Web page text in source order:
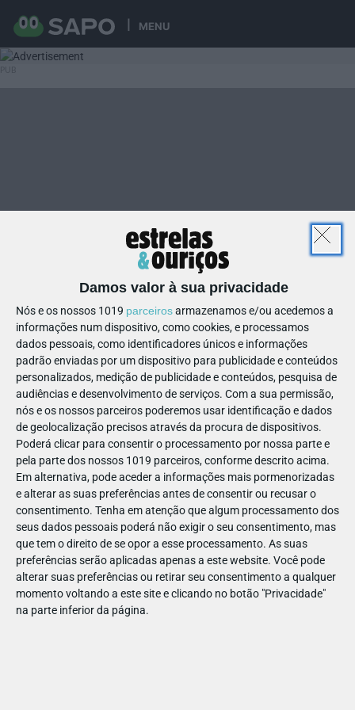
MENU
Damos valor à sua privacidade
Nós e os nossos 1019 parceirosarmazenamos e/ou acedemos a
informações num dispositivo, como cookies, e processamos
dados pessoais, como identificadores únicos e informações
padrão enviadas por um dispositivo para publicidade e conteúdos
personalizados, medição de publicidade e conteúdos, pesquisa de
audiências e desenvolvimento de serviços. Com a sua permissão,
nós e os nossos parceiros poderemos usar identificação e dados
de geolocalização precisos através da procura de dispositivos.
Poderá clicar para consentir o processamento por nossa parte e
pela parte dos nossos 1019 parceiros, conforme descrito acima.
Em alternativa, pode aceder a informações mais pormenorizadas
e alterar as suas preferências antes de consentir ou recusar o
consentimento. Tenha em atenção que algum processamento dos
seus dados pessoais poderá não exigir o seu consentimento, mas
que tem o direito de se opor a esse processamento. As suas
preferências serão aplicadas apenas a este website. Você pode
alterar suas preferências ou retirar seu consentimento a qualquer
momento voltando a este site e clicando no botão "Privacidade"
na parte inferior da página.
17
47965488577581